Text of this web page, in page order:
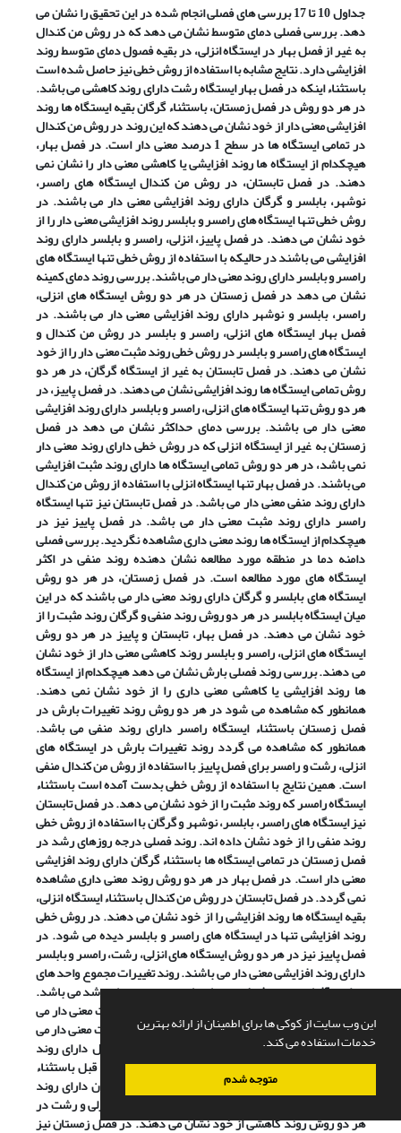
این وب سایت از کوکی ها برای اطمینان از ارائه بهترین
خدمات استفاده می کند.
متوجه شدم
جداول 10 تا 17 بررسی های فصلی انجام شده در این تحقیق را نشان می
دهد. بررسی فصلی دمای متوسط نشان می دهد که در روش من کندال
به غیر از فصل بهار در ایستگاه انزلی، در بقیه فصول دمای متوسط روند
افزایشی دارد. نتایج مشابه با استفاده از روش خطی نیز حاصل شده است
باستثناء اینکه در فصل بهار ایستگاه رشت دارای روند کاهشی می باشد.
در هر دو روش در فصل زمستان، باستثناء گرگان بقیه ایستگاه ها روند
افزایشی معنی دار از خود نشان می دهند که این روند در روش من کندال
در تمامی ایستگاه ها در سطح 1 درصد معنی دار است. در فصل بهار،
هیچکدام از ایستگاه ها روند افزایشی یا کاهشی معنی دار را نشان نمی
دهند. در فصل تابستان، در روش من کندال ایستگاه های رامسر،
نوشهر، بابلسر و گرگان دارای روند افزایشی معنی دار می باشند. در
روش خطی تنها ایستگاه های رامسر و بابلسر روند افزایشی معنی دار را از
خود نشان می دهند. در فصل پاییز، انزلی، رامسر و بابلسر دارای روند
افزایشی می باشند در حالیکه با استفاده از روش خطی تنها ایستگاه های
رامسر و بابلسر دارای روند معنی دار می باشند. بررسی روند دمای کمینه
نشان می دهد در فصل زمستان در هر دو روش ایستگاه های انزلی،
رامسر، بابلسر و نوشهر دارای روند افزایشی معنی دار می باشند. در
فصل بهار ایستگاه های انزلی، رامسر و بابلسر در روش من کندال و
ایستگاه های رامسر و بابلسر در روش خطی روند مثبت معنی دار را از خود
نشان می دهند. در فصل تابستان به غیر از ایستگاه گرگان، در هر دو
روش تمامی ایستگاه ها روند افزایشی نشان می دهند. در فصل پاییز، در
هر دو روش تنها ایستگاه های انزلی، رامسر و بابلسر دارای روند افزایشی
معنی دار می باشند. بررسی دمای حداکثر نشان می دهد در فصل
زمستان به غیر از ایستگاه انزلی که در روش خطی دارای روند معنی دار
نمی باشد، در هر دو روش تمامی ایستگاه ها دارای روند مثبت افزایشی
می باشند. در فصل بهار تنها ایستگاه انزلی با استفاده از روش من کندال
دارای روند منفی معنی دار می باشد. در فصل تابستان نیز تنها ایستگاه
رامسر دارای روند مثبت معنی دار می باشد. در فصل پاییز نیز در
هیچکدام از ایستگاه ها روند معنی داری مشاهده نگردید. بررسی فصلی
دامنه دما در منطقه مورد مطالعه نشان دهنده روند منفی در اکثر
ایستگاه های مورد مطالعه است. در فصل زمستان، در هر دو روش
ایستگاه های بابلسر و گرگان دارای روند معنی دار می باشند که در این
میان ایستگاه بابلسر در هر دو روش روند منفی و گرگان روند مثبت را از
خود نشان می دهند. در فصل بهار، تابستان و پاییز در هر دو روش
ایستگاه های انزلی، رامسر و بابلسر روند کاهشی معنی دار از خود نشان
می دهند. بررسی روند فصلی بارش نشان می دهد هیچکدام از ایستگاه
ها روند افزایشی یا کاهشی معنی داری را از خود نشان نمی دهند.
همانطور که مشاهده می شود در هر دو روش روند تغییرات بارش در
فصل زمستان باستثناء ایستگاه رامسر دارای روند منفی می باشد.
همانطور که مشاهده می گردد روند تغییرات بارش در ایستگاه های
انزلی، رشت و رامسر برای فصل پاییز با استفاده از روش من کندال منفی
است. همین نتایج با استفاده از روش خطی بدست آمده است باستثناء
ایستگاه رامسر که روند مثبت را از خود نشان می دهد. در فصل تابستان
نیز ایستگاه های رامسر، بابلسر، نوشهر و گرگان با استفاده از روش خطی
روند منفی را از خود نشان داده اند. روند فصلی درجه روزهای رشد در
فصل زمستان در تمامی ایستگاه ها باستثناء گرگان دارای روند افزایشی
معنی داراست.در فصل بهار در هر دو روش روند معنی داری مشاهده
نمی گردد. در فصل تابستان در روش من کندال باستثناء ایستگاه انزلی،
بقیه ایستگاه ها روند افزایشی را از خود نشان می دهند. در روش خطی
روند افزایشی تنها در ایستگاه های رامسر و بابلسر دیده می شود. در
فصل پاییز نیز در هر دو روش ایستگاه های انزلی، رشت، رامسر و بابلسر
دارای روند افزایشی معنی دار می باشند. روند تغییرات مجموع واحد های
حرارتی آفتابی نیز در فصل زمستان مانند درجه روزهای رشد می باشد.
در فصل بهار ایستگاه های رامسر و گرگان دارای روند مثبت معنی دار می
باشند. در فصل تابستان تمامی ایستگاه ها دارای روند مثبت معنی دار می
باشند. در فصل پاییز ایستگاه رامسر در روش من کندال دارای روند
مثبت اما در روش خطی دارای روند منفی می باشد.مانند قبل باستثناء
ایستگاه گرگان، مجموع واحدهای حرارتی نوری در زمستان دارای روند
افزایشی معنی دار می باشد. در فصل بهار ایستگاه های انزلی و رشت در
هر دو روش روند کاهشی از خود نشان می دهند. در فصل زمستان نیز